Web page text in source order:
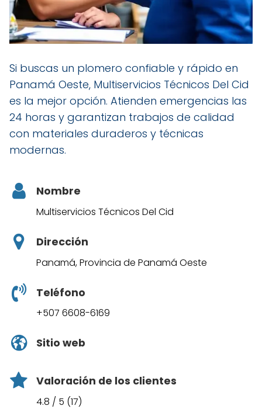
Si buscas un plomero confiable y rápido en
Panamá Oeste, Multiservicios Técnicos Del Cid
es la mejor opción. Atienden emergencias las
24 horas y garantizan trabajos de calidad
con materiales duraderos y técnicas
modernas.
Nombre
Multiservicios Técnicos Del Cid
Dirección
Panamá, Provincia de Panamá Oeste
Teléfono
+507 6608-6169
Sitio web
Valoración de los clientes
4.8 / 5 (17)